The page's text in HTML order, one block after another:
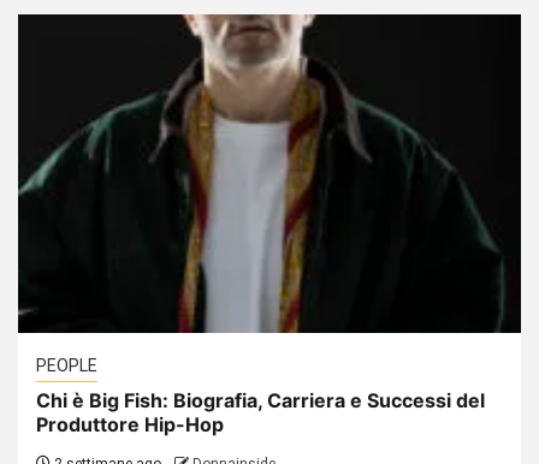
PEOPLE
Chi è Big Fish: Biografia, Carriera e Successi del
Produttore Hip-Hop